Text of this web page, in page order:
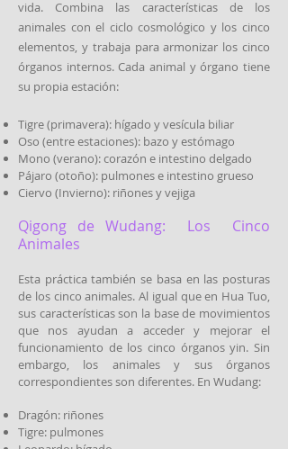
vida. Combina las características de los
animales con el ciclo cosmológico y los cinco
elementos, y trabaja para armonizar los cinco
órganos internos. Cada animal y órgano tiene
su propia estación:
Tigre (primavera): hígado y vesícula biliar
Oso (entre estaciones): bazo y estómago
Mono (verano): corazón e intestino delgado
Pájaro (otoño): pulmones e intestino grueso
Ciervo (Invierno): riñones y vejiga
Qigong de Wudang: Los Cinco
Animales
Esta práctica también se basa en las posturas
de los cinco animales. Al igual que en Hua Tuo,
sus características son la base de movimientos
que nos ayudan a acceder y mejorar el
funcionamiento de los cinco órganos yin. Sin
embargo, los animales y sus órganos
correspondientes son diferentes. En Wudang:
Dragón: riñones
Tigre: pulmones